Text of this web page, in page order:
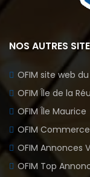
NOS AUTRES
OFIM site web
OFIM Île de la
OFIM Île Maurice
OFIM
OFIM Annonces
OFIM Top